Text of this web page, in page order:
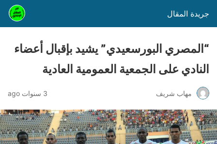
جريدة المقال
“المصري البورسعيدي” يشيد بإقبال أعضاء
النادي على الجمعية العمومية العادية
مهاب شريف 3 سنوات ago